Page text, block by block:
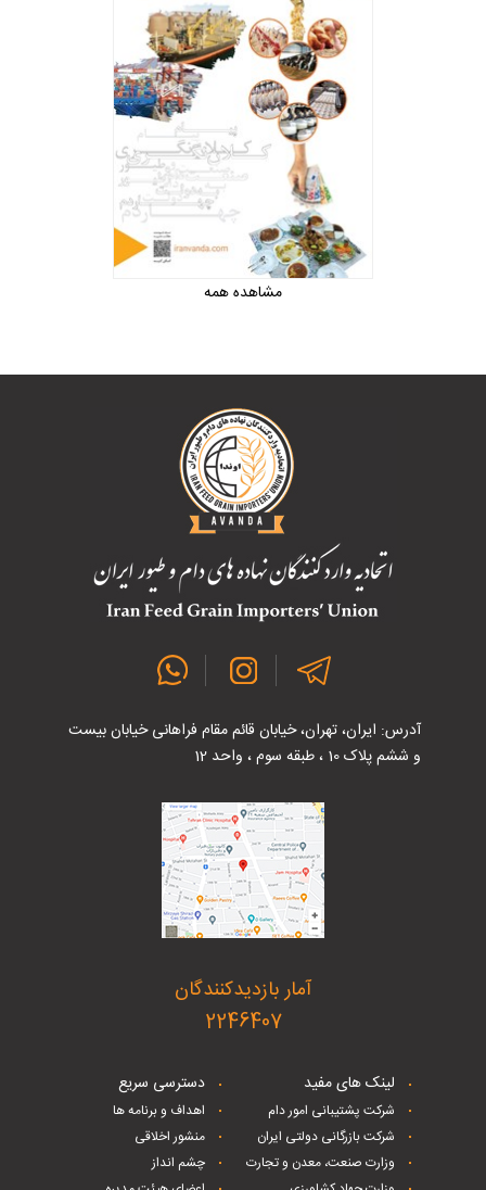
مشاهده همه
آدرس: ایران، تهران، خیابان قائم مقام فراهانی خیابان بیست
و ششم پلاک 10 ، طبقه سوم ، واحد 12
آمار بازدیدکنندگان
2246407
لینک های مفید
شرکت پشتیبانی امور دام
شرکت بازرگانی دولتی ایران
وزارت صنعت، معدن و تجارت
دسترسی سریع
اهداف و برنامه ها
منشور اخلاقی
چشم انداز